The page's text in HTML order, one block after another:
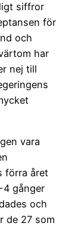
siffror
för
och
har
nej till
vara
förra året
4 gånger
och
de 27 som